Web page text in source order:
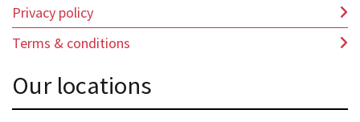
Privacy policy
Terms & conditions
Our locations